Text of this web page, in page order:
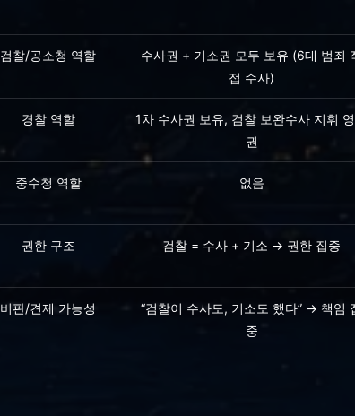
검찰/공소청 역할
수사권 + 기소권 모두 보유 (6대 범죄
접 수사)
경찰 역할
1차 수사권 보유, 검찰 보완수사 지휘
권
중수청 역할 없음
권한 구조 검찰 = 수사 + 기소 → 권한 집중
비판/견제 가능성
“검찰이 수사도, 기소도 했다” → 책임
중